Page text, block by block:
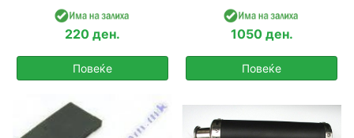
220 ден.
Повеќе
1050 ден.
Повеќе